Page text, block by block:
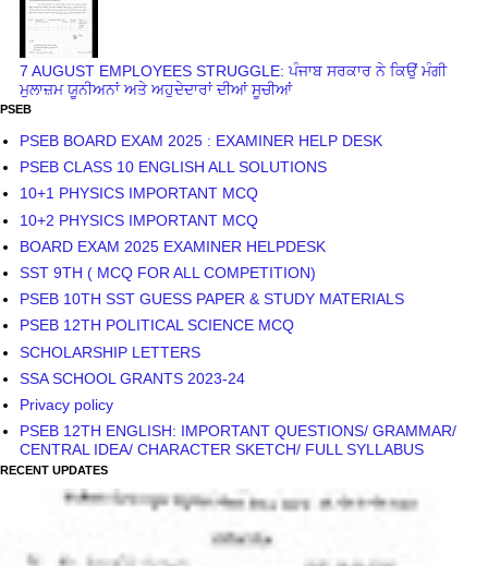
7 AUGUST EMPLOYEES STRUGGLE: ਪੰਜਾਬ ਸਰਕਾਰ ਨੇ ਕਿਉਂ ਮੰਗੀ
ਮੁਲਾਜ਼ਮ ਯੂਨੀਅਨਾਂ ਅਤੇ ਅਹੁਦੇਦਾਰਾਂ ਦੀਆਂ ਸੂਚੀਆਂ
PSEB
PSEB BOARD EXAM 2025 : EXAMINER HELP DESK
PSEB CLASS 10 ENGLISH ALL SOLUTIONS
10+1 PHYSICS IMPORTANT MCQ
10+2 PHYSICS IMPORTANT MCQ
BOARD EXAM 2025 EXAMINER HELPDESK
SST 9TH ( MCQ FOR ALL COMPETITION)
PSEB 10TH SST GUESS PAPER & STUDY MATERIALS
PSEB 12TH POLITICAL SCIENCE MCQ
SCHOLARSHIP LETTERS
SSA SCHOOL GRANTS 2023-24
Privacy policy
PSEB 12TH ENGLISH: IMPORTANT QUESTIONS/ GRAMMAR/
CENTRAL IDEA/ CHARACTER SKETCH/ FULL SYLLABUS
RECENT UPDATES